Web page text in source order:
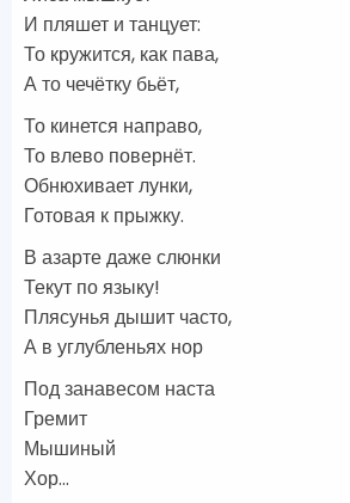
И пляшет и танцует:
То кружится, как пава,
А то чечётку бьёт,
То кинется направо,
То влево повернёт.
Обнюхивает лунки,
Готовая к прыжку.
В азарте даже слюнки
Текут по языку!
Плясунья дышит часто,
А в углубленьях нор
Под занавесом наста
Гремит
Мышиный
Хор…